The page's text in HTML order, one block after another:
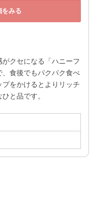
みる
クセになる「ハニーフ
食後でもパクパク食べ
をかけるとよりリッチ
と品です。